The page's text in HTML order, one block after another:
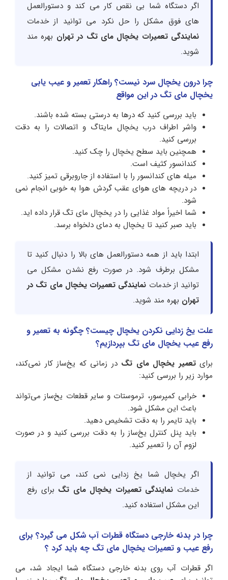
اگر دستگاه شما بی نقص کار می کند و دستورالعمل
های فوق مشکل را حل نکرد می توانید از خدمات
نمایندگی تعمیرات یخچال مای تگ در تهران بهره مند
شوید.
چرا درون یخچال سرد نیست؟ راهکار تعمیر و عیب یابی
یخچال مای تگ در این مواقع
باید بررسی کنید که درها به درستی بسته شده باشند.
واشر اطراف درب یخچال مایتاگ و اتصالات را به دقت
بررسی کنید.
همچنین باید سطح یخچال را چک کنید.
کندانسور کثیف است.
میله های کندانسور را با استفاده از جاروبرقی تمیز کنید.
در دریچه های هوای عقب گردش هوا به خوبی انجام نمی
شود.
شما اخیراً مواد غذایی را در یخچال مای تگ قرار داده اید.
باید صبر کنید تا یخچال به دمای دلخواه برسد.
ابتدا باید از همه دستورالعمل های بالا را دنبال کنید تا
مشکل برطرف شود. در صورت رفع نشدن مشکل می
توانید از خدمات نمایندگی تعمیرات یخچال مای تگ در
تهران بهره مند شوید.
علت یخ زدایی نکردن یخچال چیست؟ چگونه به تعمیر و
رفع عیب یخچال مای تگ بپردازیم؟
برایتعمیر یخچال مای تگ در زمانی که یخ‌ساز کار نمی‌کند،
موارد زیر را بررسی کنید:
خرابی کمپرسور، ترموستات و سایر قطعات یخ‌ساز می‌تواند
باعث این مشکل شود.
باید تایمر را به دقت تشخیص دهید.
باید پنل کنترل یخ‌ساز را به دقت بررسی کنید و در صورت
لزوم آن را تعمیر کنید.
اگر یخچال شما یخ زدایی نمی کند، می توانید از
خدمات نمایندگی تعمیرات یخچال مای تگ برای رفع
این مشکل استفاده کنید.
چرا در بدنه خارجی دستگاه قطرات آب شکل می ­گیرد؟ برای
رفع عیب و تعمیرات یخچال مای تگ چه باید کرد ؟
اگر قطرات آب روی بدنه خارجی دستگاه شما ایجاد شد، می